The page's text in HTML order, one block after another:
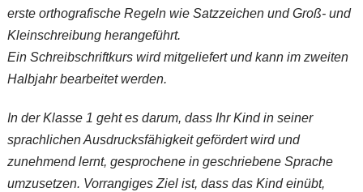
erste orthografische Regeln wie Satzzeichen und Groß- und
Kleinschreibung herangeführt.
Ein Schreibschriftkurs wird mitgeliefert und kann im zweiten
Halbjahr bearbeitet werden.
In der Klasse 1 geht es darum, dass Ihr Kind in seiner
sprachlichen Ausdrucksfähigkeit gefördert wird und
zunehmend lernt, gesprochene in geschriebene Sprache
umzusetzen. Vorrangiges Ziel ist, dass das Kind einübt,